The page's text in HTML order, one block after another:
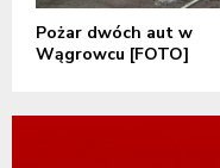
Pożar dwóch aut w
Wągrowcu [FOTO]